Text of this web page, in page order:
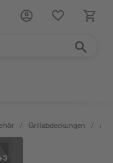
/ Grillabdeckungen /
3